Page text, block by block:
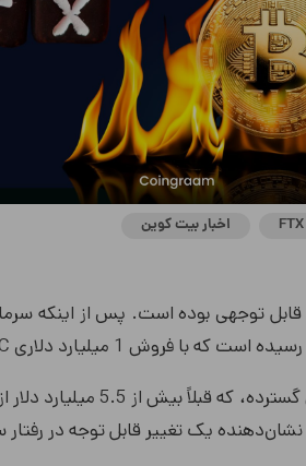
اخبار بیت کوین